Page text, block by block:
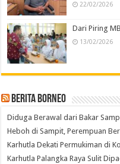
22/02/2026
Dari Piring
13/02/2026
Berita Borneo
Diduga Berawal dari Bakar
Heboh di Sampit, Perempuan
Karhutla Dekati Permukiman di
Karhutla Palangka Raya Sulit